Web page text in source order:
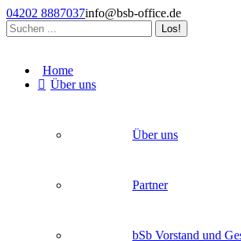
Zum
Inhalt
springen
04202 8887037info@bsb-office.de
Search:
opens
opens
opens
Home
Über uns
Über uns
Partner
bSb Vorstand und